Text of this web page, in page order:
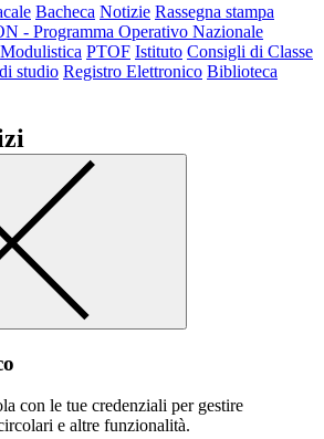
Bacheca Notizie Rassegna stampa
- Programma Operativo Nazionale
Modulistica PTOF Istituto Consigli di Classe
studio Registro Elettronico Biblioteca
con le tue credenziali per gestire
e altre funzionalità.